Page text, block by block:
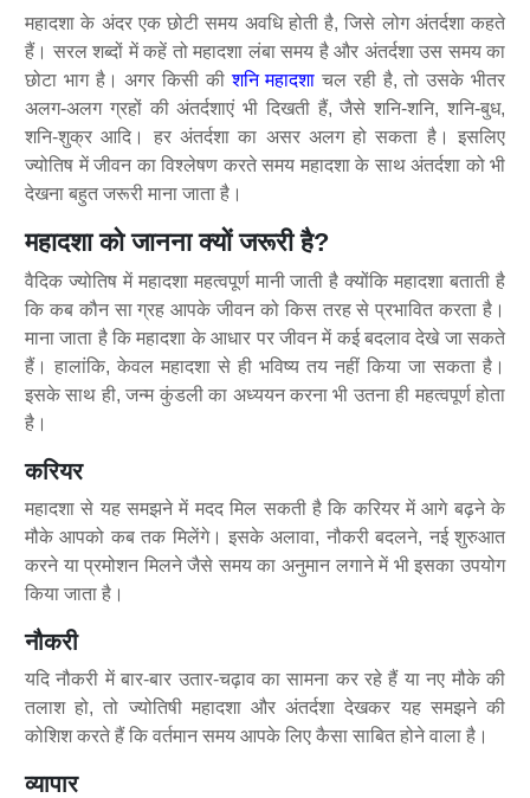
महादशा के अंदर एक छोटी समय अवधि होती है, जिसे लोग अंतर्दशा कहते
हैं। सरल शब्दों में कहें तो महादशा लंबा समय है और अंतर्दशा उस समय का
छोटा भाग है। अगर किसी कीशनि महादशा चल रही है, तो उसके भीतर
अलग-अलग ग्रहों की अंतर्दशाएं भी दिखती हैं, जैसे शनि-शनि, शनि-बुध,
शनि-शुक्र आदि। हर अंतर्दशा का असर अलग हो सकता है। इसलिए
ज्योतिष में जीवन का विश्लेषण करते समय महादशा के साथ अंतर्दशा को भी
देखना बहुत जरूरी माना जाता है।
महादशा को जानना क्यों जरूरी है?
वैदिक ज्योतिष में महादशा महत्वपूर्ण मानी जाती है क्योंकि महादशा बताती है
कि कब कौन सा ग्रह आपके जीवन को किस तरह से प्रभावित करता है।
माना जाता है कि महादशा के आधार पर जीवन में कई बदलाव देखे जा सकते
हैं। हालांकि, केवल महादशा से ही भविष्य तय नहीं किया जा सकता है।
इसके साथ ही, जन्म कुंडली का अध्ययन करना भी उतना ही महत्वपूर्ण होता
है।
करियर
महादशा से यह समझने में मदद मिल सकती है कि करियर में आगे बढ़ने के
मौके आपको कब तक मिलेंगे। इसके अलावा, नौकरी बदलने, नई शुरुआत
करने या प्रमोशन मिलने जैसे समय का अनुमान लगाने में भी इसका उपयोग
किया जाता है।
नौकरी
यदि नौकरी में बार-बार उतार-चढ़ाव का सामना कर रहे हैं या नए मौके की
तलाश हो, तो ज्योतिषी महादशा और अंतर्दशा देखकर यह समझने की
कोशिश करते हैं कि वर्तमान समय आपके लिए कैसा साबित होने वाला है।
व्यापार